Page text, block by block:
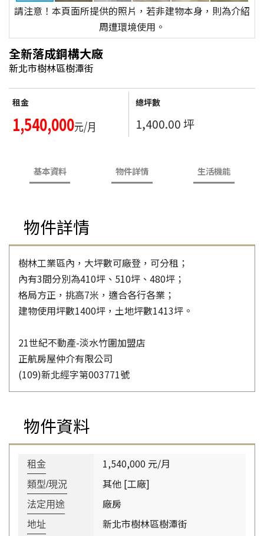
請注意！本頁面所提供的照片，若非建物本身，則為介紹
周遭環境使用。
全新落成鋼構大廠
新北市樹林區樹潭街
租金
1,540,000元/月
總坪數
1,400.00 坪
基本資料 物件詳情 生活機能
物件詳情
樹林工業區內，大坪數可廠登，可分租；
內有3間分別為410坪、510坪、480坪；
格局方正，挑高7米，適合各行各業；
建物使用坪數1400坪，土地坪數1413坪。
21世紀不動產-淡水竹圍加盟店
正航房屋仲介有限公司
(109)新北經字第003771號
物件資料
租金 1,540,000 元/月
類型/現況 其他 [工廠]
法定用途 廠房
地址 新北市樹林區樹潭街